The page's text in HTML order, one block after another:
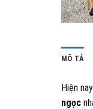
MÔ TẢ
Hiện
ngọc